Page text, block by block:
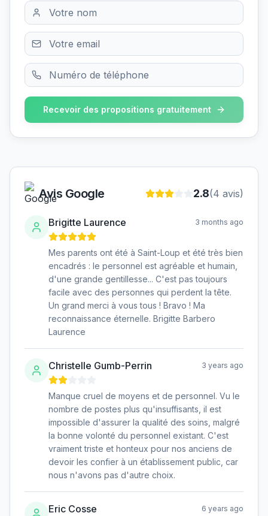
Recevoir des propositions gratuitement
Avis Google 2.8(4 avis)
Brigitte Laurence 3 months ago
Mes parents ont été à Saint-Loup et été très bien
encadrés : le personnel est agréable et humain,
d'une grande gentillesse... C'est pas toujours
facile avec des personnes qui perdent la tête.
Un grand merci à vous tous ! Bravo ! Ma
reconnaissance éternelle. Brigitte Barbero
Laurence
Christelle Gumb-Perrin 3 years ago
Manque cruel de moyens et de personnel. Vu le
nombre de postes plus qu'insuffisants, il est
impossible d'assurer la qualité des soins, malgré
la bonne volonté du personnel existant. C'est
vraiment triste et honteux pour nos anciens de
devoir les confier à un établissement public, car
nous n'avons pas d'autre choix.
Eric Cosse 6 years ago